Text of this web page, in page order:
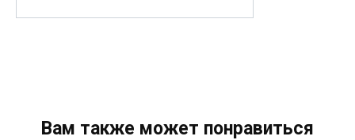
Вам также может понравиться